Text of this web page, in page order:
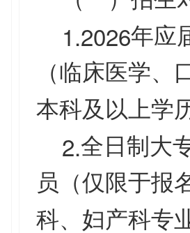
1.2026年应
（临床医学
本科及以上学
2.全日制大
员（仅限于报
科、妇产科专